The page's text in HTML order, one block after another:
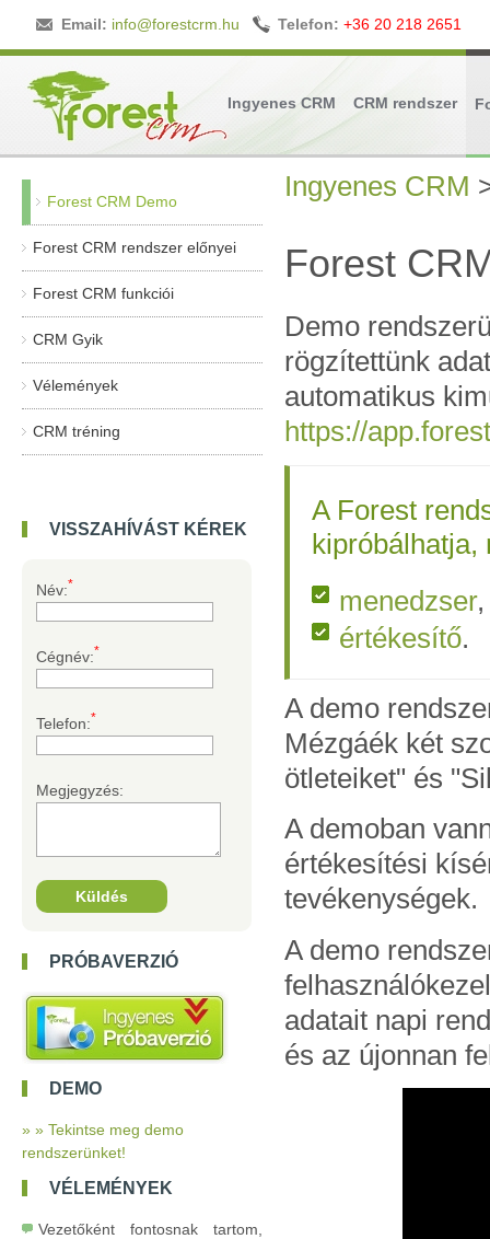
Email: info@forestcrm.hu Telefon: +36 20 218 2651
Ingyenes CRM CRM rendszer
Forest CRM Demo
Forest CRM rendszer előnyei
Forest CRM funkciói
CRM Gyik
Vélemények
CRM tréning
VISSZAHÍVÁST KÉREK
Név:*
Cégnév:*
Telefon:*
Megjegyzés:
PRÓBAVERZIÓ
DEMO
» » Tekintse meg demo
rendszerünket!
VÉLEMÉNYEK
Vezetőként fontosnak tartom,
Ingyenes CRM
Forest
Demo
rögzítettünk
automatikus
https://
A Forest
kipróbálhatja,
menedzser,
értékesítő.
A demo
Mézgáék két
ötleteiket" és
A demoban
értékesítési
tevékenységek.
A demo
adatait napi
és az újonnan